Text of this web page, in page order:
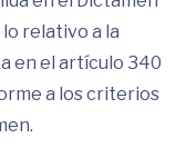
lo relativo a la
en el artículo 340
a los criterios